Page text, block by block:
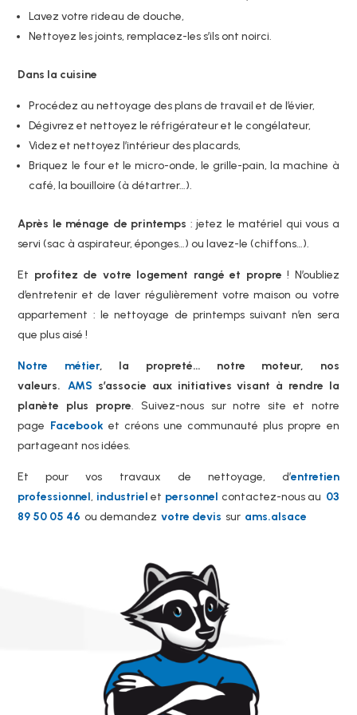
Lavez votre rideau de douche,
Nettoyez les joints, remplacez-les s’ils ont noirci.
Dans la cuisine
Procédez au nettoyage des plans de travail et de l’évier,
Dégivrez et nettoyez le réfrigérateur et le congélateur,
Videz et nettoyez l’intérieur des placards,
Briquez le four et le micro-onde, le grille-pain, la machine à
café, la bouilloire (à détartrer…).
Après le ménage de printemps : jetez le matériel qui vous a
servi (sac à aspirateur, éponges…) ou lavez-le (chiffons…).
Et profitez de votre logement rangé et propre ! N’oubliez
d’entretenir et de laver régulièrement votre maison ou votre
appartement : le nettoyage de printemps suivant n’en sera
que plus aisé !
Notre métier, la propreté… notre moteur, nos
valeurs.AMS s’associe aux initiatives visant à rendre la
planète plus propre. Suivez-nous sur notre site et notre
page Facebook et créons une communauté plus propre en
partageant nos idées.
Et pour vos travaux de nettoyage, d’entretien
professionnel, industriel et personnel contactez-nous au 03
89 50 05 46 ou demandezvotre devis sur ams.alsace